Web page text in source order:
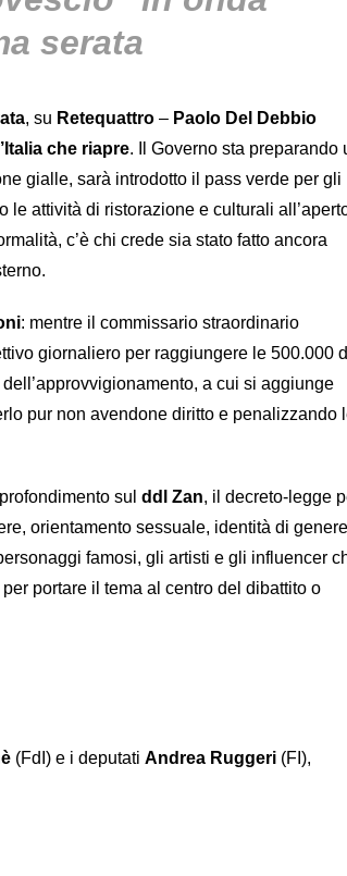
serata
, su Retequattro – Paolo Del Debbio
’Italia che riapre. Il Governo sta preparando
gialle, sarà introdotto il pass verde per gli
attività di ristorazione e culturali
c’è chi crede sia stato fatto ancora
: mentre il commissario straordinario
giornaliero per raggiungere le 500.000
a cui si aggiunge
pur non avendone diritto e penalizzando
sul ddl Zan, il decreto-legge
orientamento sessuale, identità di
famosi, gli artisti e gli influencer
portare il tema al centro del dibattito o
(FdI) e i deputati Andrea Ruggeri (FI),